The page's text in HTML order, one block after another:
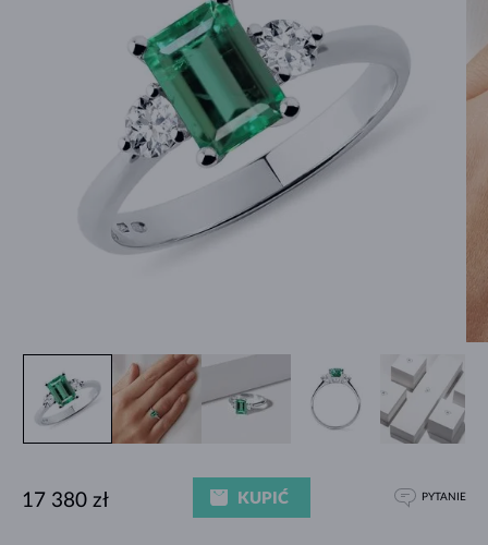
17 380 zł KUPIĆ PYTANIE